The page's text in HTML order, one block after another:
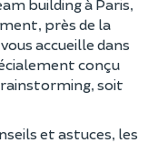
building à Paris,
près de la
accueille dans
conçu
soit
et astuces, les